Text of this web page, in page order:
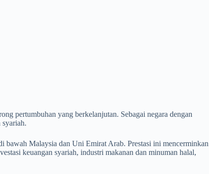
pertumbuhan yang berkelanjutan. Sebagai negara dengan
syariah.
bawah Malaysia dan Uni Emirat Arab. Prestasi ini mencerminkan
keuangan syariah, industri makanan dan minuman halal,